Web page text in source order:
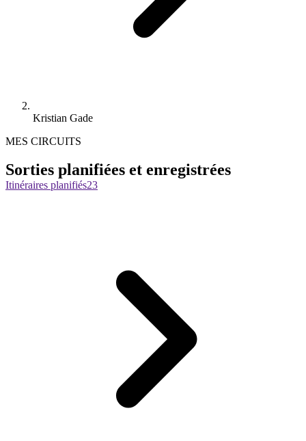
Kristian Gade
MES CIRCUITS
Sorties planifiées et enregistrées
Itinéraires planifiés23